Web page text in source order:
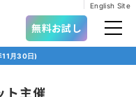
English Site
無料お試し
11月30日)
ト主催